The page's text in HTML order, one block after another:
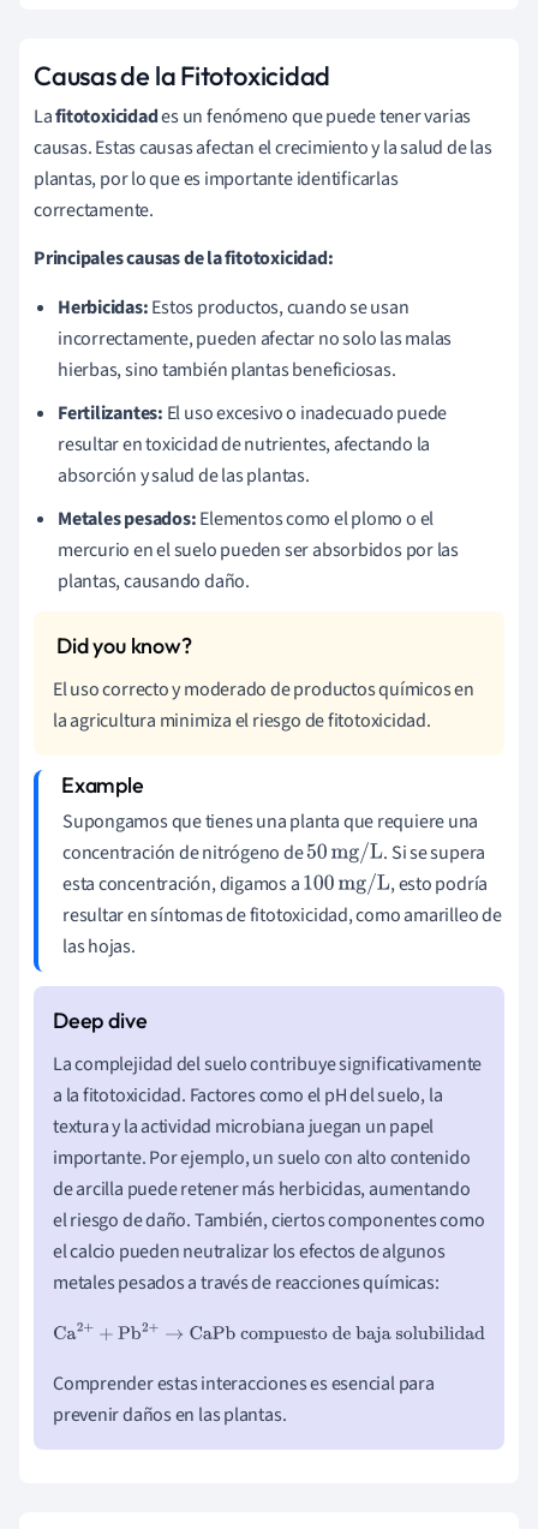
Causas de la Fitotoxicidad
Lafitotoxicidades un fenómeno que puede tener varias
causas. Estas causas afectan el crecimiento y la salud de las
plantas, por lo que es importante identificarlas
correctamente.
Principales causas de la fitotoxicidad:
Herbicidas:Estos productos, cuando se usan
incorrectamente, pueden afectar no solo las malas
hierbas, sino también plantas beneficiosas.
Fertilizantes: El uso excesivo o inadecuado puede
resultar en toxicidad de nutrientes, afectando la
absorción y salud de las plantas.
Metales pesados:Elementos como el plomo o el
mercurio en el suelo pueden ser absorbidos por las
plantas, causando daño.
El uso correcto y moderado de productos químicos en
la agricultura minimiza el riesgo de fitotoxicidad.
Supongamos que tienes una planta que requiere una
concentración de nitrógeno de50mg/L
. Si se supera
esta concentración, digamos a100mg/L
, esto podría
resultar en síntomas de fitotoxicidad, como amarilleo de
las hojas.
La complejidad del suelo contribuye significativamente
a la fitotoxicidad. Factores como el pH del suelo, la
textura y la actividad microbiana juegan un papel
importante. Por ejemplo, un suelo con alto contenido
de arcilla puede retener más herbicidas, aumentando
el riesgo de daño. También, ciertos componentes como
el calcio pueden neutralizar los efectos de algunos
metales pesados a través de reacciones químicas:
Ca 2++Pb2+ →CaPbcompuesto de baja solubilidad
Comprender estas interacciones es esencial para
prevenir daños en las plantas.